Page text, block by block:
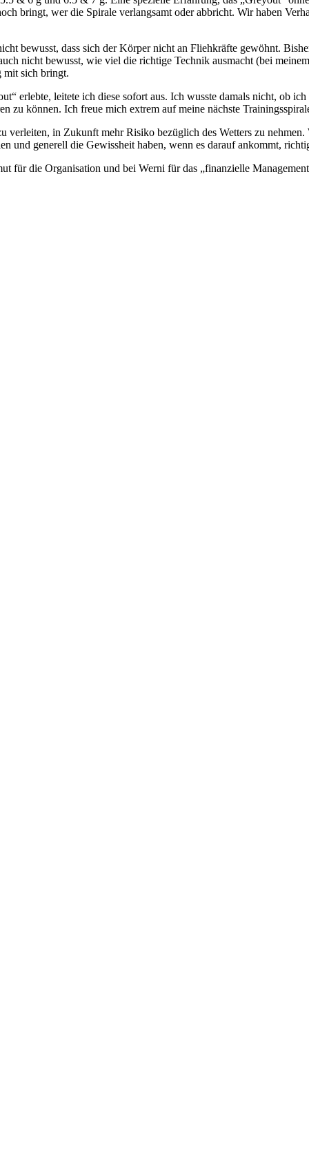
bringt, wer die Spirale verlangsamt oder abbricht. Wir haben
bewusst, dass sich der Körper nicht an Fliehkräfte gewöhnt.
nicht bewusst, wie viel die richtige Technik ausmacht (bei
mit sich bringt.
erlebte, leitete ich diese sofort aus. Ich wusste damals nicht, ob
zu können. Ich freue mich extrem auf meine nächste
verleiten, in Zukunft mehr Risiko bezüglich des Wetters zu
und generell die Gewissheit haben, wenn es darauf ankommt,
für die Organisation und bei Werni für das „finanzielle